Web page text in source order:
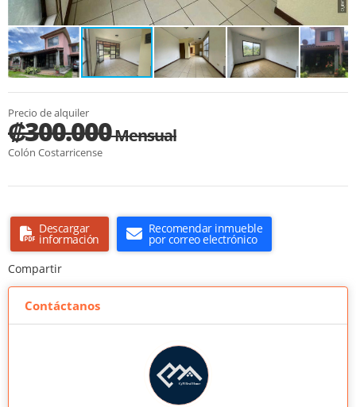
Precio de alquiler
₡300.000Mensual
Colón Costarricense
Descargar
información
Recomendar inmueble
por correo electrónico
Compartir
Contáctanos